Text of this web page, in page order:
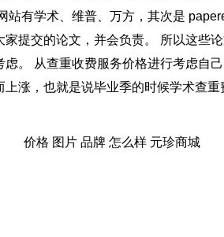
站有学术、维普、万方，其次是
提交的论文，并会负责。 所以这些
。 从查重收费服务价格进行考虑自
涨，也就是说毕业季的时候学术查重